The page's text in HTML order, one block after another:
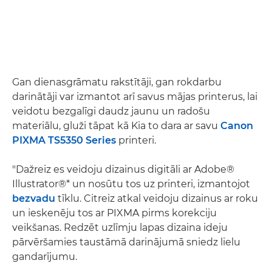
Gan dienasgrāmatu rakstītāji, gan rokdarbu
darinātāji var izmantot arī savus mājas printerus, lai
veidotu bezgalīgi daudz jaunu un radošu
materiālu, gluži tāpat kā Kia to dara ar savu Canon
PIXMA TS5350 Series printeri.
"Dažreiz es veidoju dizainus digitāli ar Adobe®
Illustrator®* un nosūtu tos uz printeri, izmantojot
bezvadu tīklu. Citreiz atkal veidoju dizainus ar roku
un ieskenēju tos ar PIXMA pirms korekciju
veikšanas. Redzēt uzlīmju lapas dizaina ideju
pārvēršamies taustāmā darinājumā sniedz lielu
gandarījumu.